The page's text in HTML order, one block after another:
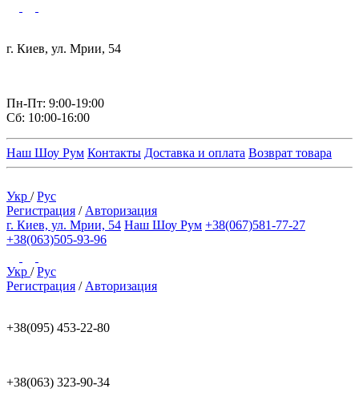
г. Киев, ул. Мрии, 54
Пн-Пт: 9:00-19:00
Сб: 10:00-16:00
Наш Шоу Рум Контакты Доставка и оплата Возврат товара
Укр /Рус
Регистрация / Авторизация
г. Киев, ул. Мрии, 54 Наш Шоу Рум +38(067)581-77-27
+38(063)505-93-96
Укр /Рус
Регистрация / Авторизация
+38(095) 453-22-80
+38(063) 323-90-34